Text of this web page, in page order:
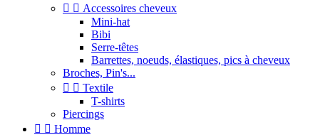
  Accessoires cheveux
Mini-hat
Bibi
Serre-têtes
Barrettes, noeuds, élastiques, pics à cheveux
Broches, Pin's...
  Textile
T-shirts
Piercings
  Homme